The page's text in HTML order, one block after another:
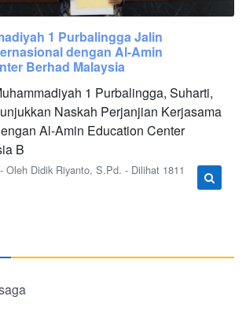
1 Purbalingga Jalin
dengan Al-Amin
Berhad Malaysia
1 Purbalingga, Suharti,
Naskah Perjanjian Kerjasama
Al-Amin Education Center
B
Oleh Didik Riyanto, S.Pd. - Dilihat 1811